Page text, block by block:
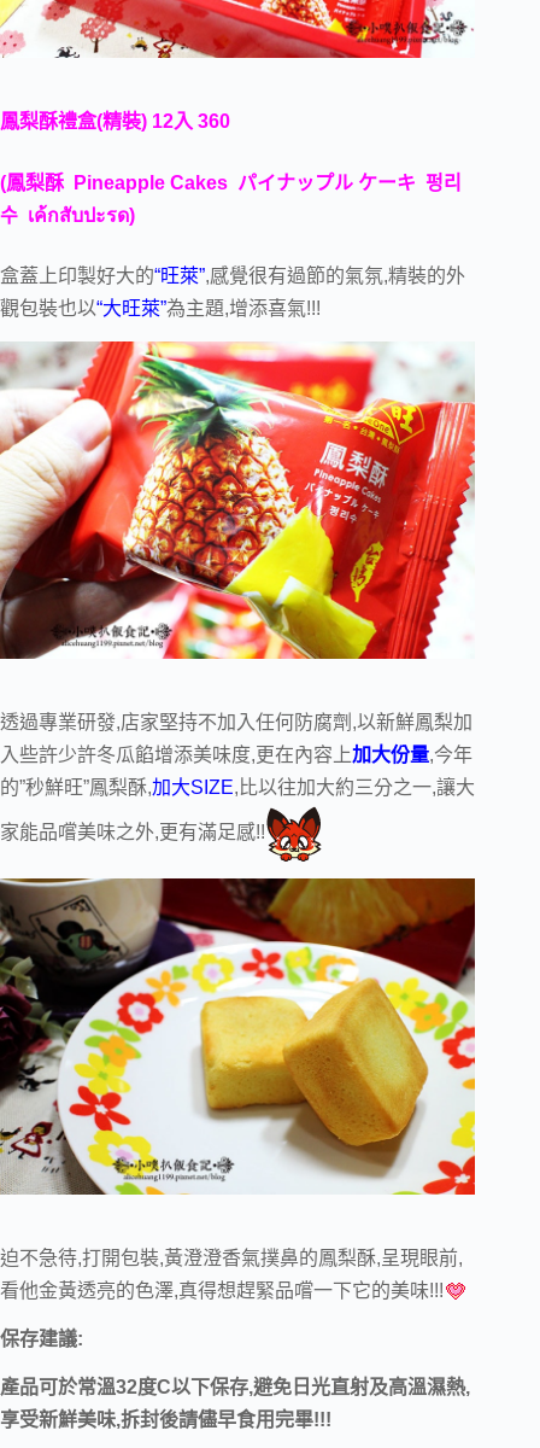
鳳梨酥禮盒(精裝) 12入 360
(鳳梨酥 Pineapple Cakes パイナップル ケーキ 펑리
수 เค้กสับปะรด)
盒蓋上印製好大的“旺萊”,感覺很有過節的氣氛,精裝的外
觀包裝也以“大旺萊”為主題,增添喜氣!!!
透過專業研發,店家堅持不加入任何防腐劑,以新鮮鳳梨加
入些許少許冬瓜餡增添美味度,更在內容上加大份量,今年
的”秒鮮旺”鳳梨酥,加大SIZE,比以往加大約三分之一,讓大
家能品嚐美味之外,更有滿足感!!
迫不急待,打開包裝,黃澄澄香氣撲鼻的鳳梨酥,呈現眼前,
看他金黃透亮的色澤,真得想趕緊品嚐一下它的美味!!!
保存建議:
產品可於常溫32度C以下保存,避免日光直射及高溫濕熱,
享受新鮮美味,拆封後請儘早食用完畢!!!